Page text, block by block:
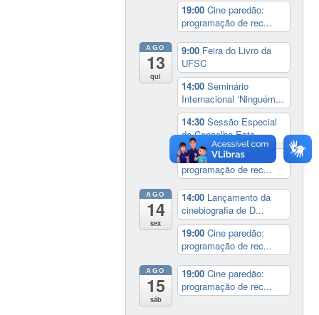
19:00Cine paredão:
programação de rec...
AGO
13
qui
9:00 Feira do Livro da
UFSC
14:00Seminário
Internacional ‘Ninguém...
14:30Sessão Especial
do Conselho Esta...
19:00 Cine paredão:
programação de rec...
AGO
14
sex
14:00 Lançamento da
cinebiografia de D...
19:00Cine paredão:
programação de rec...
AGO
15
sáb
19:00Cine paredão:
programação de rec...